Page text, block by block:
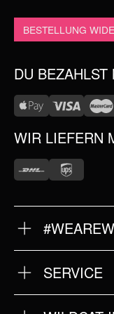
BESTELLUNG
DU BEZAHLST
WIR LIEFERN
HISTORIE
QUALITÄT
STORES
SERVICE
JOBS